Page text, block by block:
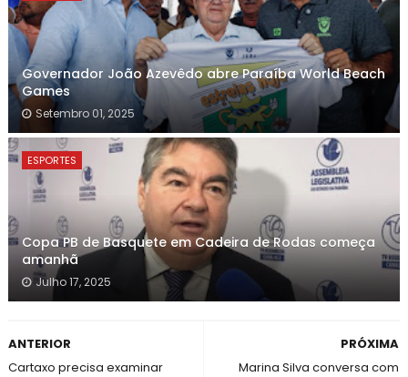
Governador João Azevêdo abre Paraíba World Beach
Games
Setembro 01, 2025
ESPORTES
Copa PB de Basquete em Cadeira de Rodas começa
amanhã
Julho 17, 2025
PRÓXIMA
Marina Silva conversa com
ANTERIOR
Cartaxo precisa examinar